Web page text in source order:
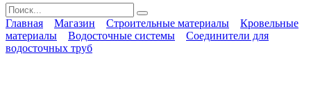
Search
for:
Главная Магазин Строительные материалы
Кровельные
материалы
Водосточные системы
Соединители для
водосточных труб